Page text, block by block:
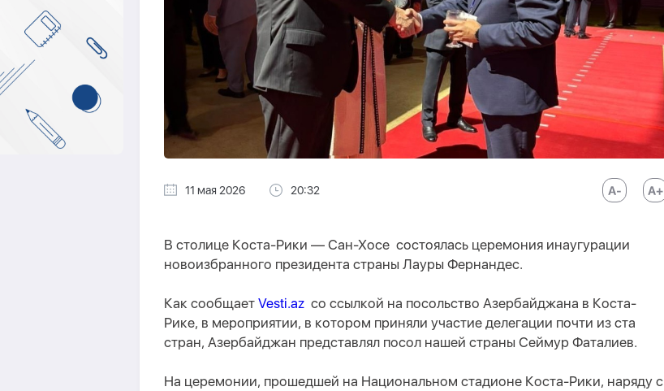
11 мая 2026 20:32
В столице Коста-Рики — Сан-Хосе состоялась церемония инаугурации
новоизбранного президента страны Лауры Фернандес.
Как сообщает Vesti.az со ссылкой на посольство Азербайджана в Коста-
Рике, в мероприятии, в котором приняли участие делегации почти из ста
стран, Азербайджан представлял посол нашей страны Сеймур Фаталиев.
На церемонии, прошедшей на Национальном стадионе Коста-Рики, наряду с